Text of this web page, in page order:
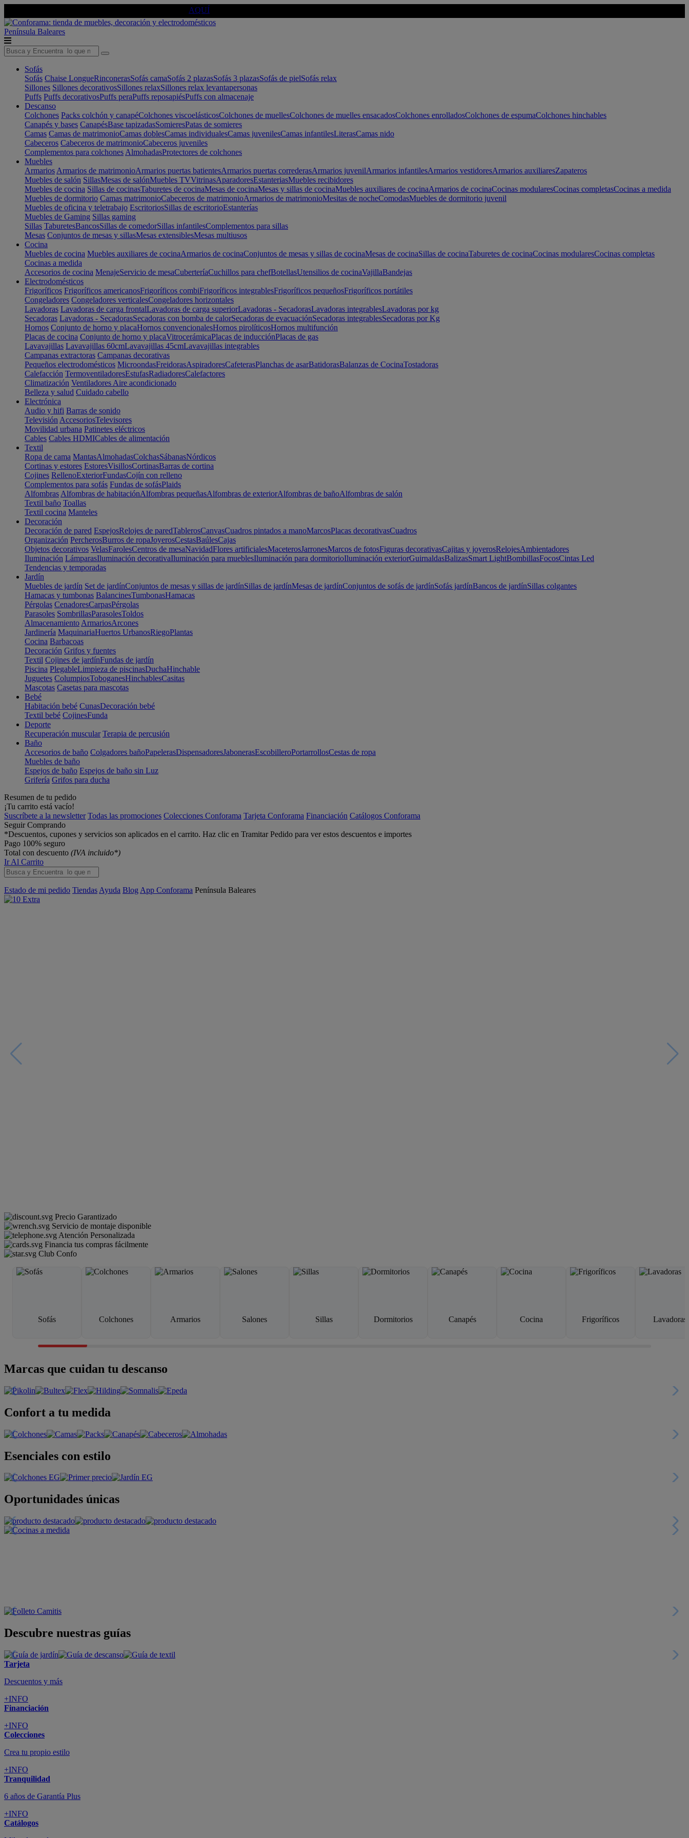
AQUÍ
Península Baleares
Sofás
Sofás Chaise LongueRinconerasSofás camaSofás 2 plazasSofás 3 plazasSofás de pielSofás relax
Sillones Sillones decorativosSillones relaxSillones relax levantapersonas
Puffs Puffs decorativosPuffs peraPuffs reposapiésPuffs con almacenaje
Descanso
Colchones Packs colchón y canapéColchones viscoelásticosColchones de muellesColchones de muelles ensacadosColchones enrolladosColchones de espumaColchones hinchables
Canapés y bases CanapésBase tapizadasSomieresPatas de somieres
Camas Camas de matrimonioCamas doblesCamas individualesCamas juvenilesCamas infantilesLiterasCamas nido
Cabeceros Cabeceros de matrimonioCabeceros juveniles
Complementos para colchones AlmohadasProtectores de colchones
Muebles
Armarios Armarios de matrimonioArmarios puertas batientesArmarios puertas correderasArmarios juvenilArmarios infantilesArmarios vestidoresArmarios auxiliaresZapateros
Muebles de salón SillasMesas de salónMuebles TVVitrinasAparadoresEstanteriasMuebles recibidores
Muebles de cocina Sillas de cocinasTaburetes de cocinaMesas de cocinaMesas y sillas de cocinaMuebles auxiliares de cocinaArmarios de cocinaCocinas modularesCocinas completasCocinas a medida
Muebles de dormitorio Camas matrimonioCabeceros de matrimonioArmarios de matrimonioMesitas de nocheComodasMuebles de dormitorio juvenil
Muebles de oficina y teletrabajo EscritoriosSillas de escritorioEstanterías
Muebles de Gaming Sillas gaming
Sillas TaburetesBancosSillas de comedorSillas infantilesComplementos para sillas
Mesas Conjuntos de mesas y sillasMesas extensiblesMesas multiusos
Cocina
Muebles de cocina Muebles auxiliares de cocinaArmarios de cocinaConjuntos de mesas y sillas de cocinaMesas de cocinaSillas de cocinaTaburetes de cocinaCocinas modularesCocinas completas
Cocinas a medida
Accesorios de cocina MenajeServicio de mesaCuberteríaCuchillos para chefBotellasUtensilios de cocinaVajillaBandejas
Electrodomésticos
Frigoríficos Frigoríficos americanosFrigoríficos combiFrigoríficos integrablesFrigoríficos pequeñosFrigoríficos portátiles
Congeladores Congeladores verticalesCongeladores horizontales
Lavadoras Lavadoras de carga frontalLavadoras de carga superiorLavadoras - SecadorasLavadoras integrablesLavadoras por kg
Secadoras Lavadoras - SecadorasSecadoras con bomba de calorSecadoras de evacuaciónSecadoras integrablesSecadoras por Kg
Hornos Conjunto de horno y placaHornos convencionalesHornos pirolíticosHornos multifunción
Placas de cocina Conjunto de horno y placaVitrocerámicaPlacas de inducciónPlacas de gas
Lavavajillas Lavavajillas 60cmLavavajillas 45cmLavavajillas integrables
Campanas extractoras Campanas decorativas
Pequeños electrodomésticos MicroondasFreidorasAspiradoresCafeterasPlanchas de asarBatidorasBalanzas de CocinaTostadoras
Calefacción TermoventiladoresEstufasRadiadoresCalefactores
Climatización Ventiladores Aire acondicionado
Belleza y salud Cuidado cabello
Electrónica
Audio y hifi Barras de sonido
Televisión AccesoriosTelevisores
Movilidad urbana Patinetes eléctricos
Cables Cables HDMICables de alimentación
Textil
Ropa de cama MantasAlmohadasColchasSábanasNórdicos
Cortinas y estores EstoresVisillosCortinasBarras de cortina
Cojines RellenoExteriorFundasCojín con relleno
Complementos para sofás Fundas de sofásPlaids
Alfombras Alfombras de habitaciónAlfombras pequeñasAlfombras de exteriorAlfombras de bañoAlfombras de salón
Textil baño Toallas
Textil cocina Manteles
Decoración
Decoración de pared EspejosRelojes de paredTablerosCanvasCuadros pintados a manoMarcosPlacas decorativasCuadros
Organización PercherosBurros de ropaJoyerosCestasBaúlesCajas
Objetos decorativos VelasFarolesCentros de mesaNavidadFlores artificialesMaceterosJarronesMarcos de fotosFiguras decorativasCajitas y joyerosRelojesAmbientadores
Iluminación LámparasIluminación decorativaIluminación para mueblesIluminación para dormitorioIluminación exteriorGuirnaldasBalizasSmart LightBombillasFocosCintas Led
Tendencias y temporadas
Jardín
Muebles de jardín Set de jardínConjuntos de mesas y sillas de jardínSillas de jardínMesas de jardínConjuntos de sofás de jardínSofás jardínBancos de jardínSillas colgantes
Hamacas y tumbonas BalancinesTumbonasHamacas
Pérgolas CenadoresCarpasPérgolas
Parasoles SombrillasParasolesToldos
Almacenamiento ArmariosArcones
Jardinería MaquinariaHuertos UrbanosRiegoPlantas
Cocina Barbacoas
Decoración Grifos y fuentes
Textil Cojines de jardínFundas de jardín
Piscina PlegableLimpieza de piscinasDuchaHinchable
Juguetes ColumpiosToboganesHinchablesCasitas
Mascotas Casetas para mascotas
Bebé
Habitación bebé CunasDecoración bebé
Textil bebé CojinesFunda
Deporte
Recuperación muscular Terapia de percusión
Baño
Accesorios de baño Colgadores bañoPapelerasDispensadoresJabonerasEscobilleroPortarrollosCestas de ropa
Muebles de baño
Espejos de baño Espejos de baño sin Luz
Grifería Grifos para ducha
Resumen de tu pedido
¡Tu carrito está vacío!
Suscríbete a la newsletter Todas las promociones Colecciones Conforama Tarjeta Conforama Financiación Catálogos Conforama
Seguir Comprando
*Descuentos, cupones y servicios son aplicados en el carrito. Haz clic en Tramitar Pedido para ver estos descuentos e importes
Pago 100% seguro
Total con descuento (IVA incluido*)
Ir Al Carrito
Estado de mi pedido Tiendas Ayuda Blog App Conforama Península Baleares
Precio Garantizado
Servicio de montaje disponible
Atención Personalizada
Financia tus compras fácilmente
Club Confo
Sofás Colchones Armarios Salones Sillas Dormitorios Canapés Cocina Frigoríficos Lavadoras
Marcas que cuidan tu descanso
Confort a tu medida
Esenciales con estilo
Oportunidades únicas
Descubre nuestras guías
Tarjeta
Descuentos y más
+INFO
Financiación
+INFO
Colecciones
Crea tu propio estilo
+INFO
Tranquilidad
6 años de Garantía Plus
+INFO
Catálogos